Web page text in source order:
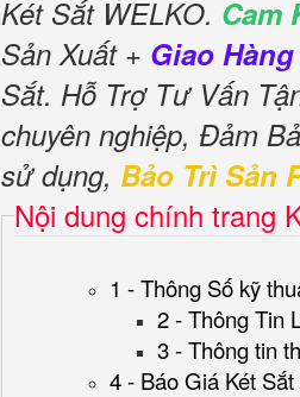
Két Sắt WELKO. Cam
Sản Xuất + Giao
Sắt. Hỗ Trợ Tư Vấn
chuyên nghiệp, Đảm
sử dụng, Bảo Trì Sản
Nội dung chính trang
1 - Thông Số kỹ
2 - Thông Tin
3 - Thông tin
4 - Báo Giá Két Sắt